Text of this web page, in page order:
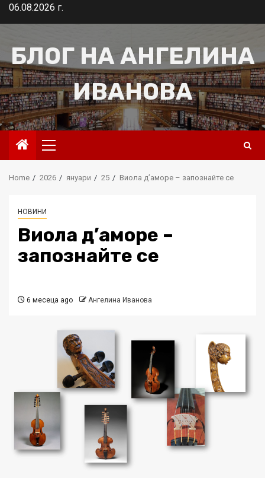
Skip06.08.2026 г.
БЛОГ НА АНГЕЛИНА
ИВАНОВА
Primary
Menu
Home 2026 януари 25 Виола д’аморе – запознайте се
НОВИНИ
Виола д’аморе –
запознайте се
6 месеца ago Ангелина Иванова